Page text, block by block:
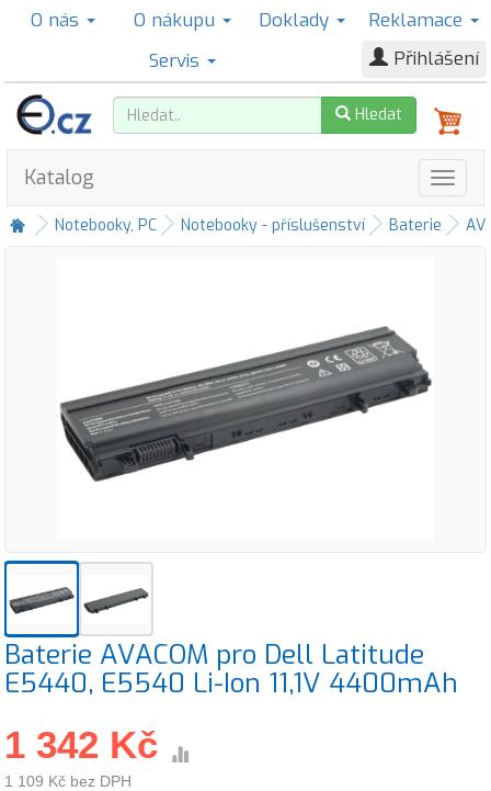
O nás O nákupu Doklady
Reklamace
Servis
Přihlášení
Hledat
Katalog
Notebooky, PC Notebooky - příslušenství Baterie
Baterie AVACOM pro Dell Latitude
E5440, E5540 Li-Ion 11,1V 4400mAh
1 342 Kč
1 109 Kč bez DPH